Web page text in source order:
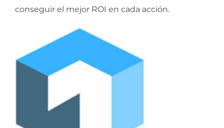
conseguir el mejor ROI en cada acción.